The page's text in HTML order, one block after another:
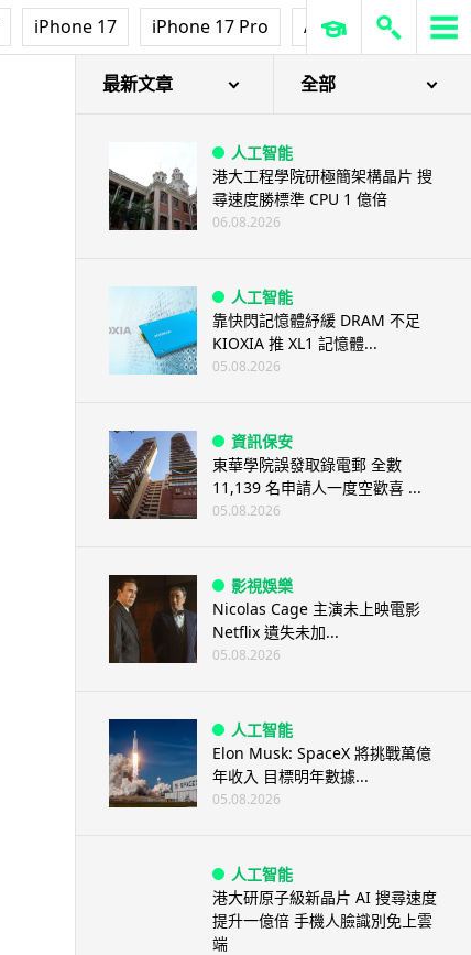
iPhone 17 iPhone 17 Pro AirPods Pro 3
最新文章 全部
人工智能
港大工程學院研極簡架構晶片 搜
尋速度勝標準 CPU 1 億倍
06.08.2026
人工智能
靠快閃記憶體紓緩 DRAM 不足
KIOXIA 推 XL1 記憶體...
05.08.2026
資訊保安
東華學院誤發取錄電郵 全數
11,139 名申請人一度空歡喜 ...
05.08.2026
影視娛樂
Nicolas Cage 主演未上映電影
Netflix 遺失未加...
05.08.2026
人工智能
Elon Musk: SpaceX 將挑戰萬億
年收入 目標明年數據...
05.08.2026
人工智能
港大研原子級新晶片 AI 搜尋速度
提升一億倍 手機人臉識別免上雲
端